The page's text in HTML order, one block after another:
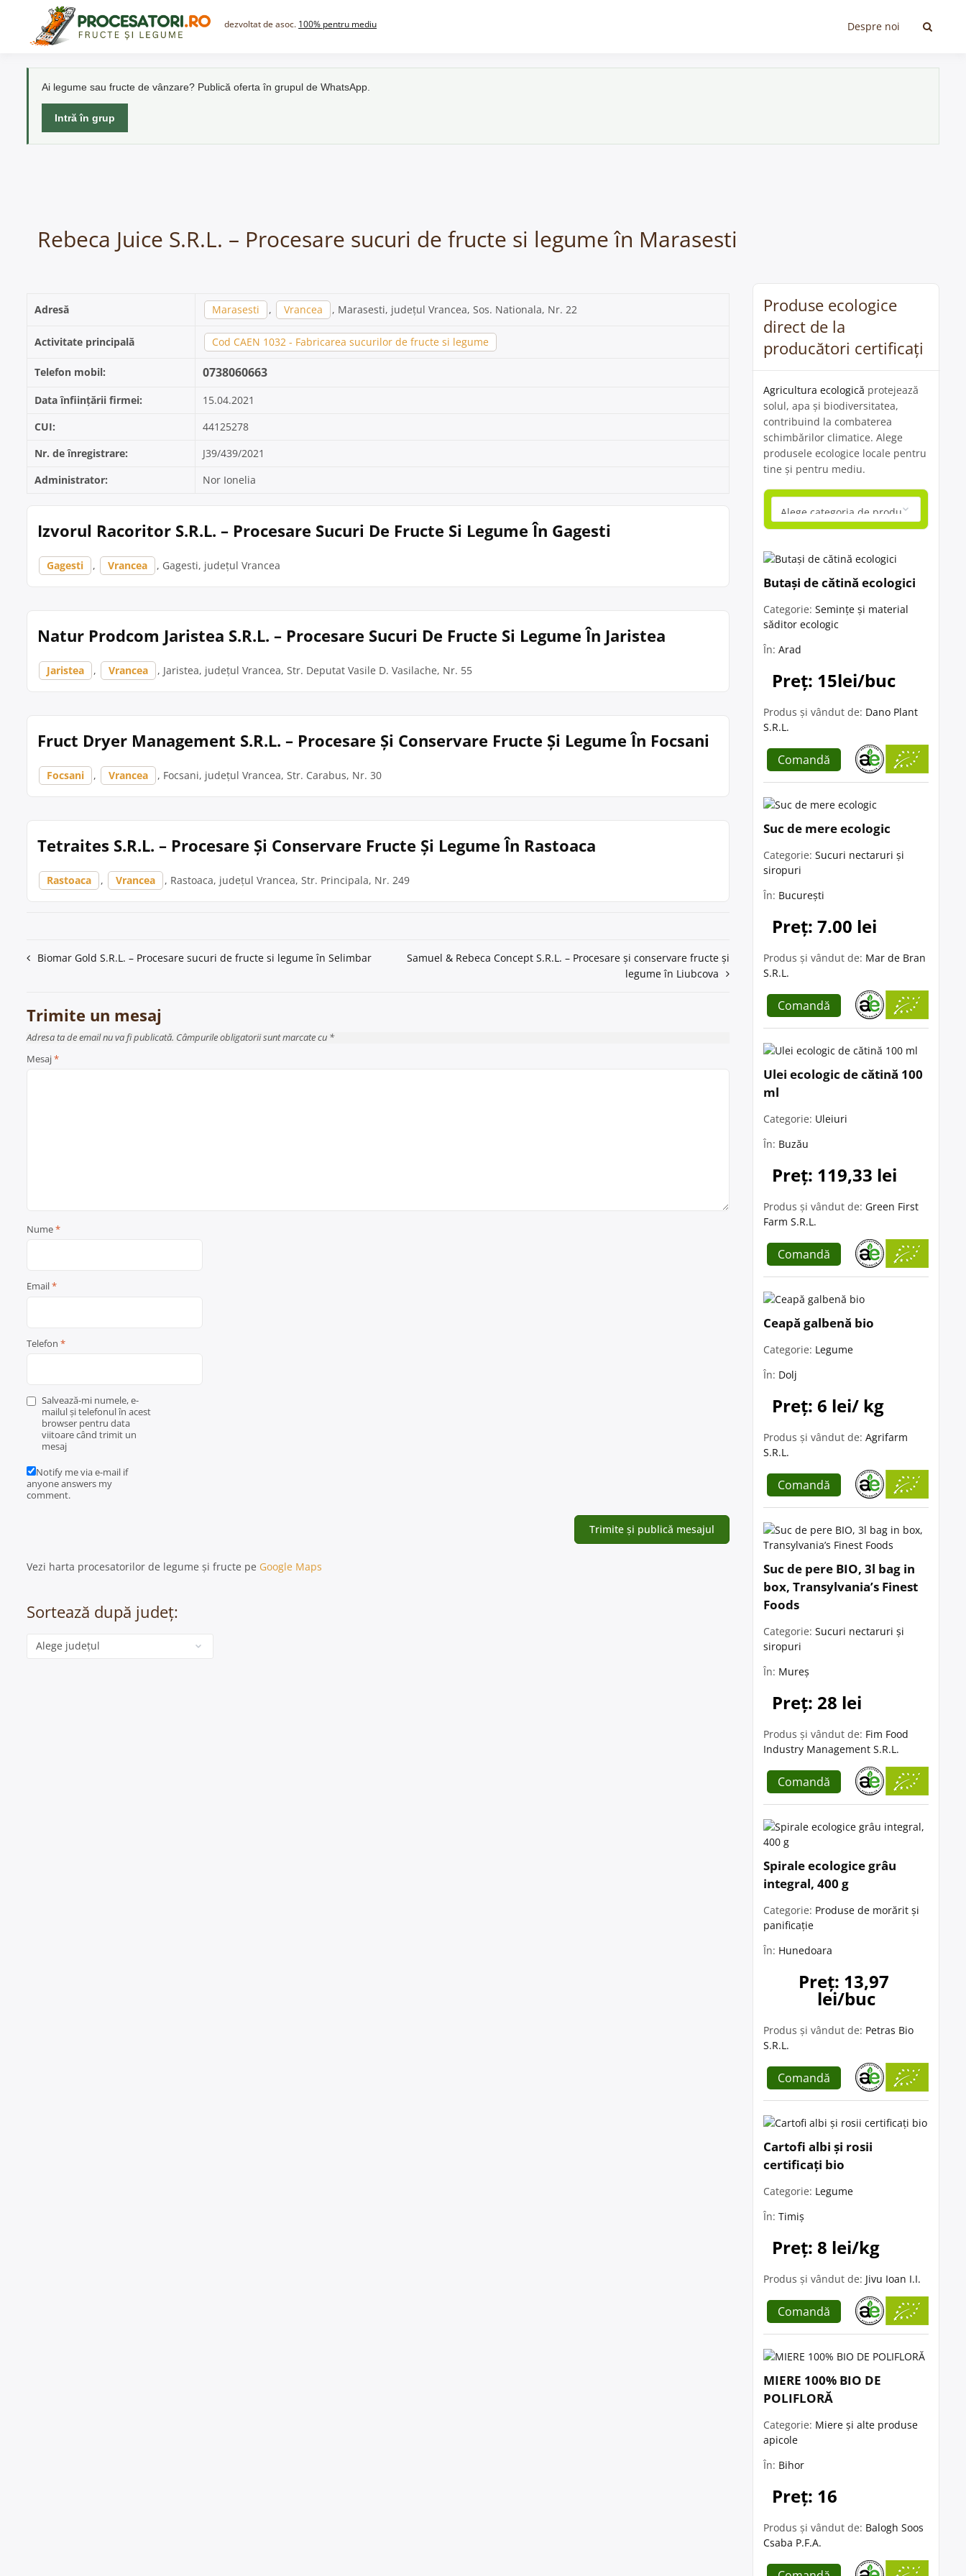
content
dezvoltat de asoc. 100% pentru mediu Despre noi
Ai legume sau fructe de vânzare? Publică oferta în grupul de WhatsApp.
Intră în grup
Rebeca Juice S.R.L. – Procesare sucuri de fructe si legume în Marasesti
Adresă Marasesti , Vrancea , Marasesti, județul Vrancea, Sos. Nationala, Nr. 22
Activitate principală Cod CAEN 1032 - Fabricarea sucurilor de fructe si legume
Telefon mobil: 0738060663
Data înființării firmei:
15.04.2021
CUI:
44125278
Nr. de înregistrare:
J39/439/2021
Administrator:
Nor Ionelia
Izvorul Racoritor S.R.L. – Procesare Sucuri De Fructe Si Legume În Gagesti
Gagesti , Vrancea , Gagesti, județul Vrancea
Natur Prodcom Jaristea S.R.L. – Procesare Sucuri De Fructe Si Legume În Jaristea
Jaristea , Vrancea , Jaristea, județul Vrancea, Str. Deputat Vasile D. Vasilache, Nr. 55
Fruct Dryer Management S.R.L. – Procesare Și Conservare Fructe Și Legume În Focsani
Focsani , Vrancea , Focsani, județul Vrancea, Str. Carabus, Nr. 30
Tetraites S.R.L. – Procesare Și Conservare Fructe Și Legume În Rastoaca
Rastoaca , Vrancea , Rastoaca, județul Vrancea, Str. Principala, Nr. 249
Navigare
articole
Biomar Gold S.R.L. – Procesare sucuri de fructe si legume în Selimbar
Samuel & Rebeca Concept S.R.L. – Procesare și conservare fructe și
legume în Liubcova
Trimite un mesaj
Adresa ta de email nu va fi publicată. Câmpurile obligatorii sunt marcate cu *
Mesaj*
Nume*
Email*
Telefon *
Salvează-mi numele, e-
mailul și telefonul în acest
browser pentru data
viitoare când trimit un
mesaj
Notify me via e-mail if
anyone answers my
comment.
Vezi harta procesatorilor de legume și fructe pe Google Maps
Sortează după județ:
Categorie
Produse ecologice
direct de la
producători certificați
Agricultura ecologică protejează
solul, apa și biodiversitatea,
contribuind la combaterea
schimbărilor climatice. Alege
produsele ecologice locale pentru
tine și pentru mediu.
Butași de cătină ecologici
Categorie: Semințe și material
săditor ecologic
În: Arad
Preț: 15lei/buc
Produs și vândut de: Dano Plant
S.R.L.
Comandă
Suc de mere ecologic
Categorie: Sucuri nectaruri și
siropuri
În: București
Preț: 7.00 lei
Produs și vândut de: Mar de Bran
S.R.L.
Comandă
Ulei ecologic de cătină 100
ml
Categorie: Uleiuri
În: Buzău
Preț: 119,33 lei
Produs și vândut de: Green First
Farm S.R.L.
Comandă
Ceapă galbenă bio
Categorie: Legume
În: Dolj
Preț: 6 lei/ kg
Produs și vândut de: Agrifarm
S.R.L.
Comandă
Suc de pere BIO, 3l bag in
box, Transylvania’s Finest
Foods
Categorie: Sucuri nectaruri și
siropuri
În: Mureș
Preț: 28 lei
Produs și vândut de: Fim Food
Industry Management S.R.L.
Comandă
Spirale ecologice grâu
integral, 400 g
Categorie: Produse de morărit și
panificație
În: Hunedoara
Preț: 13,97
lei/buc
Produs și vândut de: Petras Bio
S.R.L.
Comandă
Cartofi albi și rosii
certificați bio
Categorie: Legume
În: Timiș
Preț: 8 lei/kg
Produs și vândut de: Jivu Ioan I.I.
Comandă
MIERE 100% BIO DE
POLIFLORĂ
Categorie: Miere și alte produse
apicole
În: Bihor
Preț: 16
Produs și vândut de: Balogh Soos
Csaba P.F.A.